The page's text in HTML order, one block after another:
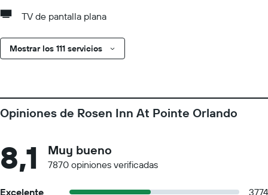
TV de pantalla plana
Mostrar los 111 servicios
Opiniones de Rosen Inn At Pointe Orlando
8,1 Muy bueno
7870 opiniones verificadas
Excelente
3774